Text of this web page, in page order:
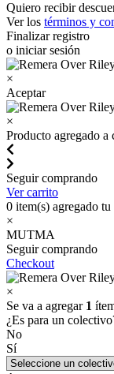
Quiero recibir
Ver los términos y
Finalizar registro
o iniciar sesión
×
Aceptar
×
Producto agregado a
Seguir comprando
Ver carrito
0 item(s) agregado
×
MUTMA
Seguir comprando
Checkout
×
Se va a agregar 1
¿Es para un
No
Sí